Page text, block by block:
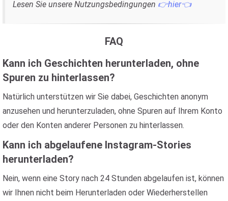
Lesen Sie unsere Nutzungsbedingungen 👉hier👈
FAQ
Kann ich Geschichten herunterladen, ohne
Spuren zu hinterlassen?
Natürlich unterstützen wir Sie dabei, Geschichten anonym
anzusehen und herunterzuladen, ohne Spuren auf Ihrem Konto
oder den Konten anderer Personen zu hinterlassen.
Kann ich abgelaufene Instagram-Stories
herunterladen?
Nein, wenn eine Story nach 24 Stunden abgelaufen ist, können
wir Ihnen nicht beim Herunterladen oder Wiederherstellen